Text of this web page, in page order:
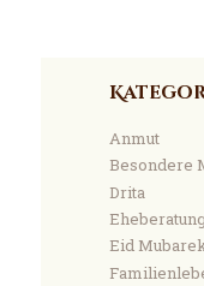
Anmut
Besondere
Drita
Eid